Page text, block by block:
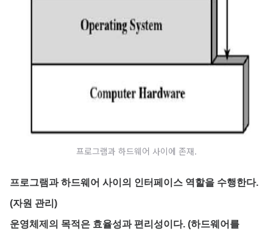
프로그램과 하드웨어 사이에 존재.
프로그램과 하드웨어 사이의 인터페이스 역할을 수행한다.
(자원 관리)
운영체제의 목적은 효율성과 편리성이다. (하드웨어를